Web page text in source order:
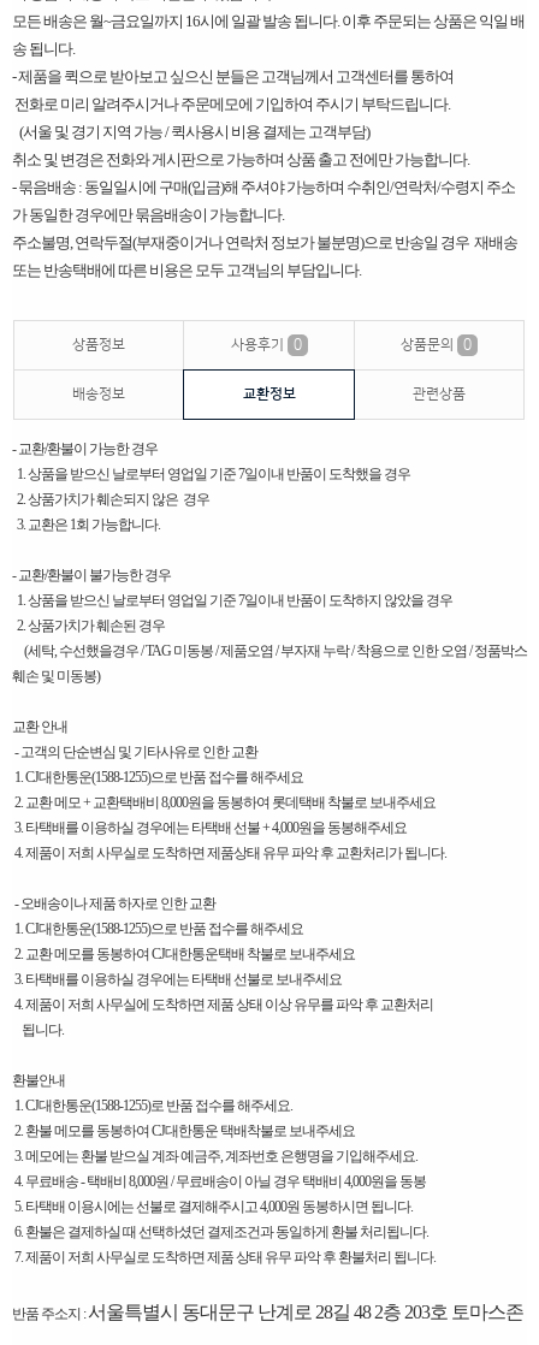
모든 배송은 월~금요일까지 16시에 일괄 발송 됩니다. 이후 주문되는 상품은 익일 배
송 됩니다.
​-제품을 퀵으로 받아보고 싶으신 분들은 고객님께서 고객센터를 통하여
전화로 미리 알려주시거나 주문메모에 기입하여 주시기 부탁드립니다.
(서울 및 경기 지역 가능 / 퀵사용시 비용 결제는 고객부담)
취소 및 변경은 전화와 게시판으로 가능하며 상품 출고 전에만 가능합니다.
- 묶음배송 : 동일일시에 구매(입금)해 주셔야 가능하며 수취인/연락처/수령지 주소
가 동일한 경우에만 묶음배송이 가능합니다.
주소불명, 연락두절(부재중이거나 연락처 정보가 불분명)으로 반송일 경우 재배송
또는 반송택배에 따른 비용은 모두 고객님의 부담입니다. ​
상품정보 사용후기 0 상품문의 0
배송정보 교환정보 관련상품
- 교환/환불이 가능한 경우
1. 상품을 받으신 날로부터 영업일 기준 7일이내 반품이 도착했을 경우
2. 상품가치가 훼손되지 않은 경우
3. 교환은 1회 가능합니다.
- 교환/환불이 불가능한 경우
1. 상품을 받으신 날로부터 영업일 기준 7일이내 반품이 도착하지 않았을 경우
2. 상품가치가 훼손된 경우
(세탁, 수선했을경우 / TAG 미동봉 / 제품오염 / 부자재 누락 / 착용으로 인한 오염 / 정품박스
훼손 및 미동봉)
교환 안내
- 고객의 단순변심 및 기타사유로 인한 교환
1. CJ대한통운(1588-1255)으로 반품 접수를 해주세요
2. 교환 메모 + 교환택배비 8,000원을 동봉하여 롯데택배 착불로 보내주세요
3. 타택배를 이용하실 경우에는 타택배 선불 + 4,000원을 동봉해주세요
4. 제품이 저희 사무실로 도착하면 제품상태 유무 파악 후 교환처리가 됩니다.
- 오배송이나 제품 하자로 인한 교환
1. CJ대한통운(1588-1255)으로 반품 접수를 해주세요
2. 교환 메모를 동봉하여 CJ대한통운택배 착불로 보내주세요
3. 타택배를 이용하실 경우에는 타택배 선불로 보내주세요
4. 제품이 저희 사무실에 도착하면 제품 상태 이상 유무를 파악 후 교환처리
됩니다.
환불안내
1. CJ대한통운(1588-1255)로 반품 접수를 해주세요.
2. 환불 메모를 동봉하여 CJ대한통운 택배착불로 보내주세요
3. 메모에는 환불 받으실 계좌 예금주, 계좌번호 은행명을 기입해주세요.
4. 무료배송 - 택배비 8,000원 / 무료배송이 아닐 경우 택배비 4,000원을 동봉
5. 타택배 이용시에는 선불로 결제해주시고 4,000원 동봉하시면 됩니다.
6. 환불은 결제하실 때 선택하셨던 결제조건과 동일하게 환불 처리됩니다.
7. 제품이 저희 사무실로 도착하면 제품 상태 유무 파악 후 환불처리 됩니다.
반품 주소지 :서울특별시 동대문구 난계로 28길 48 2층 203호 토마스존